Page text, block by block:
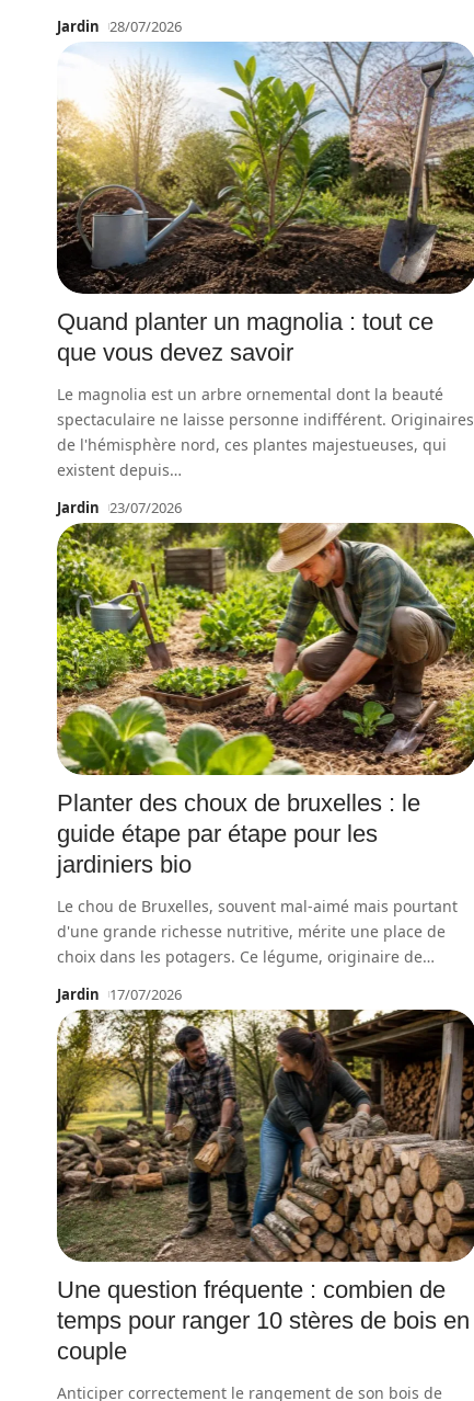
Jardin 28/07/2026
Quand planter un magnolia : tout ce
que vous devez savoir
Le magnolia est un arbre ornemental dont la beauté
spectaculaire ne laisse personne indifférent. Originaires
de l'hémisphère nord, ces plantes majestueuses, qui
existent depuis…
Jardin 23/07/2026
Planter des choux de bruxelles : le
guide étape par étape pour les
jardiniers bio
Le chou de Bruxelles, souvent mal-aimé mais pourtant
d'une grande richesse nutritive, mérite une place de
choix dans les potagers. Ce légume, originaire de…
Jardin 17/07/2026
Une question fréquente : combien de
temps pour ranger 10 stères de bois en
couple
Anticiper correctement le rangement de son bois de